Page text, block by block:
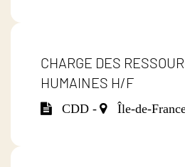
CHARGE DES
HUMAINES H/F
CDD - Île-de-